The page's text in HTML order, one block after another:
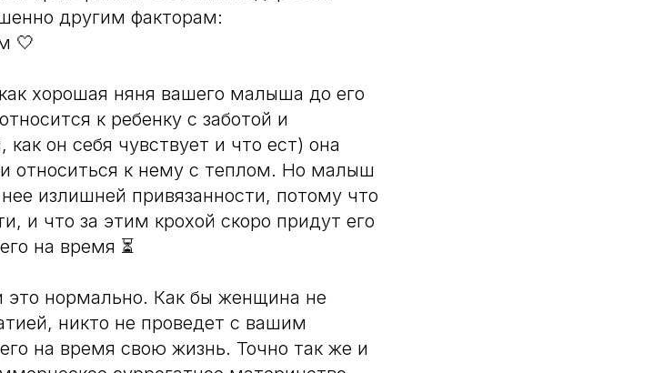
другим факторам:
🤍
хорошая няня вашего малыша до его
к ребенку с заботой и
он себя чувствует и что ест) она
относиться к нему с теплом. Но малыш
излишней привязанности, потому что
и что за этим крохой скоро придут его
на время ⏳
это нормально. Как бы женщина не
никто не проведет с вашим
на время свою жизнь. Точно так же и